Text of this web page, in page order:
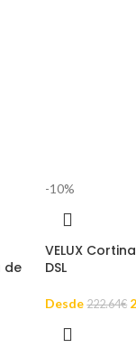
de
-10%
VELUX
DSL
Desde 222.64€